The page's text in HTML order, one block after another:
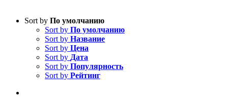
Sort by По умолчанию
Sort by По умолчанию
Sort by Название
Sort by Цена
Sort by Дата
Sort by Популярность
Sort by Рейтинг